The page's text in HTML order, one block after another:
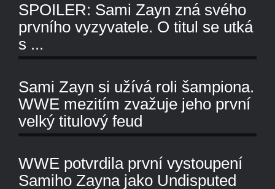
SPOILER: Sami Zayn zná svého
prvního vyzyvatele. O titul se utká
s ...
Sami Zayn si užívá roli šampiona.
WWE mezitím zvažuje jeho první
velký titulový feud
WWE potvrdila první vystoupení
Samiho Zayna jako Undisputed